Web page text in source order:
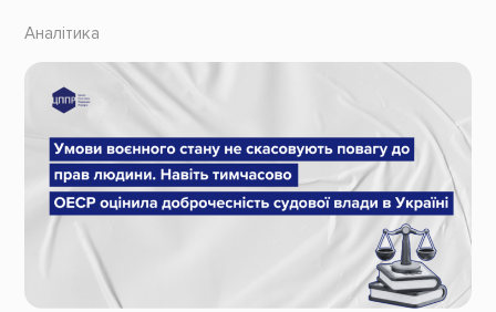
Аналітика